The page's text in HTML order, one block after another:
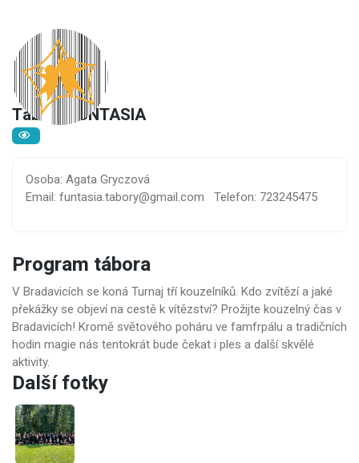
Tábory FUNTASIA
Osoba: Agata Gryczová
Email: funtasia.tabory@gmail.com
Telefon: 723245475
Program tábora
V Bradavicích se koná Turnaj tří kouzelníků. Kdo zvítězí a jaké
překážky se objeví na cestě k vítězství? Prožijte kouzelný čas v
Bradavicích! Kromě světového poháru ve famfrpálu a tradičních
hodin magie nás tentokrát bude čekat i ples a další skvělé
aktivity.
Další fotky